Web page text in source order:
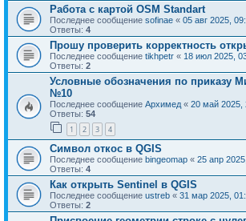
Работа с картой OSM Standart
Последнее сообщение sofinae « 05 авг 2025,
Ответы: 4
Прошу проверить корректность
Последнее сообщение tikhpetr « 18 июл 2025,
Ответы: 2
Условные обозначения по приказу
№10
Последнее сообщение Архимед « 20 май 2025,
Ответы: 54
1 2 3 4
Символ откос в QGIS
Последнее сообщение bingeomap « 25 апр
Ответы: 4
Как открыть Sentinel в QGIS
Последнее сообщение ustreb « 31 мар 2025,
Ответы: 2